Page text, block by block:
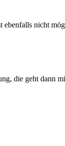
ebenfalls nicht
die geht dann